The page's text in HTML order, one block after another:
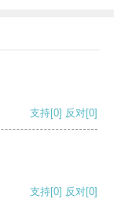
支持[0] 反对[0]
支持[0] 反对[0]